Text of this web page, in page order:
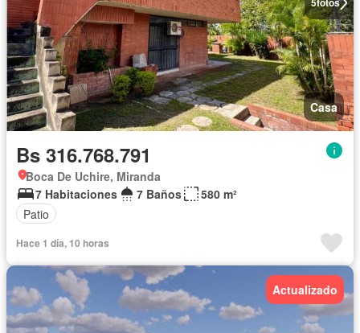
Casa
Bs 316.768.791
Boca De Uchire, Miranda
7 Habitaciones
7 Baños
580 m²
Patio
Hace 1 día, 10 horas
Actualizado